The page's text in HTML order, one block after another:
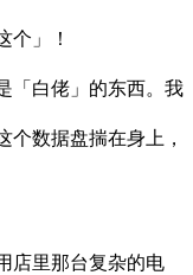
个」！
「白佬」的东西。我
个数据盘揣在身上，
店里那台复杂的电